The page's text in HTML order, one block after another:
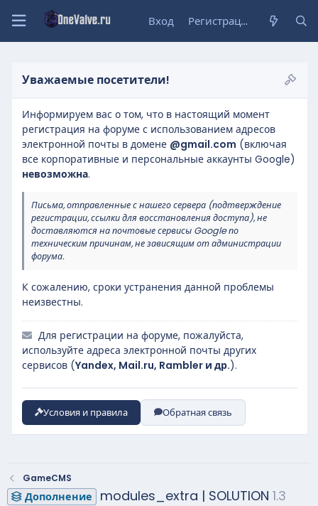
Вход Регистрация
Уважаемые посетители!
Информируем вас о том, что в настоящий момент
регистрация на форуме с использованием адресов
электронной почты в домене @gmail.com (включая
все корпоративные и персональные аккаунты Google)
невозможна.
Письма, отправленные с нашего сервера (подтверждение
регистрации, ссылки для восстановления доступа), не
доставляются на почтовые сервисы Google по
техническим причинам, не зависящим от администрации
форума.
К сожалению, сроки устранения данной проблемы
неизвестны.
Для регистрации на форуме, пожалуйста,
используйте адреса электронной почты других
сервисов (Yandex, Mail.ru, Rambler и др.).
Условия и правила Обратная связь
GameCMS
Дополнение modules_extra | SOLUTION 1.3